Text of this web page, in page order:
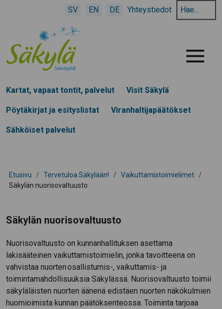
SV EN DE Yhteystiedot
Hae
hakusanalla:
Menu
Kartat, vapaat tontit, palvelut Visit Säkylä
Pöytäkirjat ja esityslistat Viranhaltijapäätökset
Sähköiset palvelut
Etusivu / Tervetuloa Säkylään! / Vaikuttamistoimielimet
/
Säkylän nuorisovaltuusto
Säkylän nuorisovaltuusto
Nuorisovaltuusto on kunnanhallituksen asettama
lakisääteinen vaikuttamistoimielin, jonka tavoitteena on
vahvistaa nuorten osallistumis-, vaikuttamis- ja
toimintamahdollisuuksia Säkylässä. Nuorisovaltuusto toimii
säkyläläisten nuorten äänenä edistäen nuorten näkökulmien
huomioimista kunnan päätöksenteossa. Toiminta tarjoaa